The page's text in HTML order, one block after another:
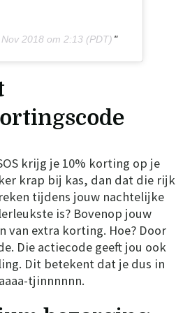
Nov 2018 om 2:13 (PDT)
krijg je 10% korting op je
krap bij kas, dan dat die rijk
tijdens jouw nachtelijke
is? Bovenop jouw
extra korting. Hoe? Door
Die actiecode geeft jou ook
Dit betekent dat je dus in
tjinnnnnn.